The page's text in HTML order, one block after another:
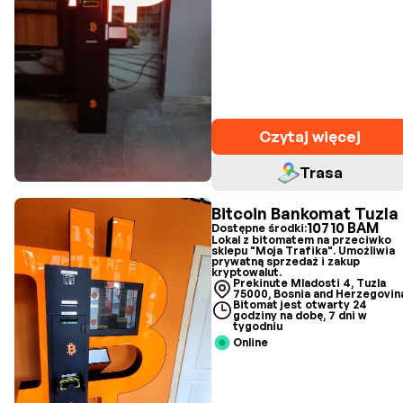
Czytaj więcej
Trasa
Bitcoin Bankomat Tuzla
Dostępne środki:10710 BAM
Lokal z bitomatem na przeciwko
sklepu "Moja Trafika". Umożliwia
prywatną sprzedaż i zakup
kryptowalut.
Prekinute Mladosti 4, Tuzla
75000, Bosnia and
Bitomat jest otwarty 24
godziny na dobę, 7 dni w
tygodniu
Online